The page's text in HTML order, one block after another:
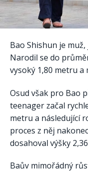
Bao Shishun je
Narodil se do
vysoký 1,80 metru a
Osud však pro Bao
teenager začal
metru a následující
proces z něj
dosahoval výšky
Baův mimořádný